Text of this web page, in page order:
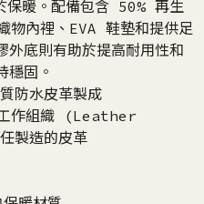
暖。配備包含 50% 再生
內裡、EVA 鞋墊和提供足
外底則有助於提高耐用性和
穩固。
水皮革製成
作組織 (Leather
製造的皮革